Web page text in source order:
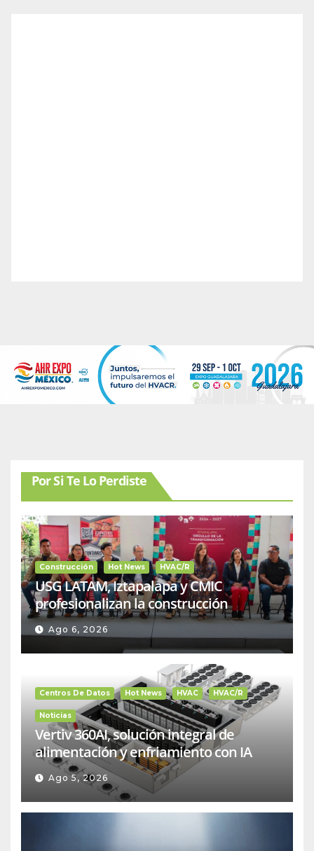
Por Si Te Lo Perdiste
Construcción Hot News HVAC/R
USG LATAM, Iztapalapa y CMIC
profesionalizan la construcción
Ago 6, 2026
Centros De Datos Hot News HVAC HVAC/R
Noticias
Vertiv 360AI, solución integral de
alimentación y enfriamiento con IA
Ago 5, 2026